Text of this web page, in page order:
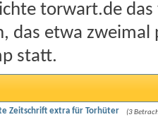
torwart.de
das etwa
statt.
Zeitschrift extra für Torhüter (3